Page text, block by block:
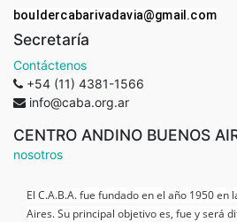
bouldercabarivadavia@gmail.com
Secretaría
Contáctenos
+54 (11) 4381-1566
info@caba.org.ar
CENTRO ANDINO BUENOS
nosotros
El C.A.B.A. fue fundado en el año 1950 en
Aires. Su principal objetivo es, fue y será